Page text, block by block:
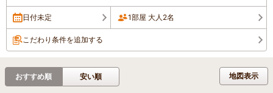
日付未定 1部屋 大人2名
こだわり条件を追加する
地図表示
おすすめ順 安い順